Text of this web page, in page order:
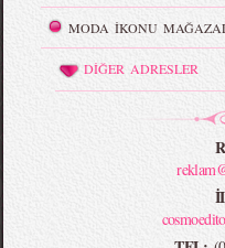
MODA İKONU
DİĞER ADRESLER